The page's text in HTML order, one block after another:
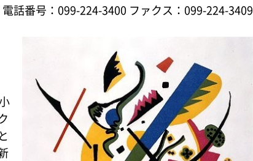
電話番号：099-224-3400 ファクス：099-224-3409